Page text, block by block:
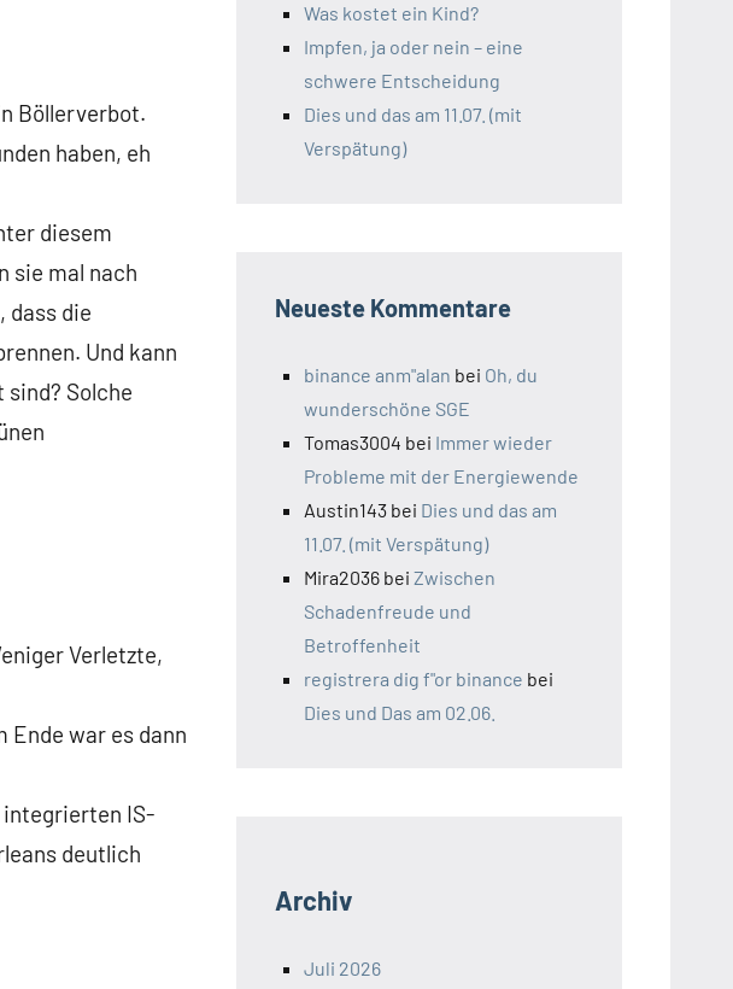
Böllerverbot.
haben, eh
diesem
sie mal nach
dass die
Und kann
Solche
Verletzte,
Ende war es dann
integrierten IS-
deutlich
Was kostet ein Kind?
Impfen, ja oder nein – eine
schwere Entscheidung
Dies und das am 11.07. (mit
Verspätung)
Neueste Kommentare
binance anm"alan bei Oh, du
wunderschöne SGE
Tomas3004 bei Immer wieder
Probleme mit der Energiewende
Austin143 bei Dies und das am
11.07. (mit Verspätung)
Mira2036 bei Zwischen
Schadenfreude und
Betroffenheit
registrera dig f"or binance bei
Dies und Das am 02.06.
Archiv
Juli 2026